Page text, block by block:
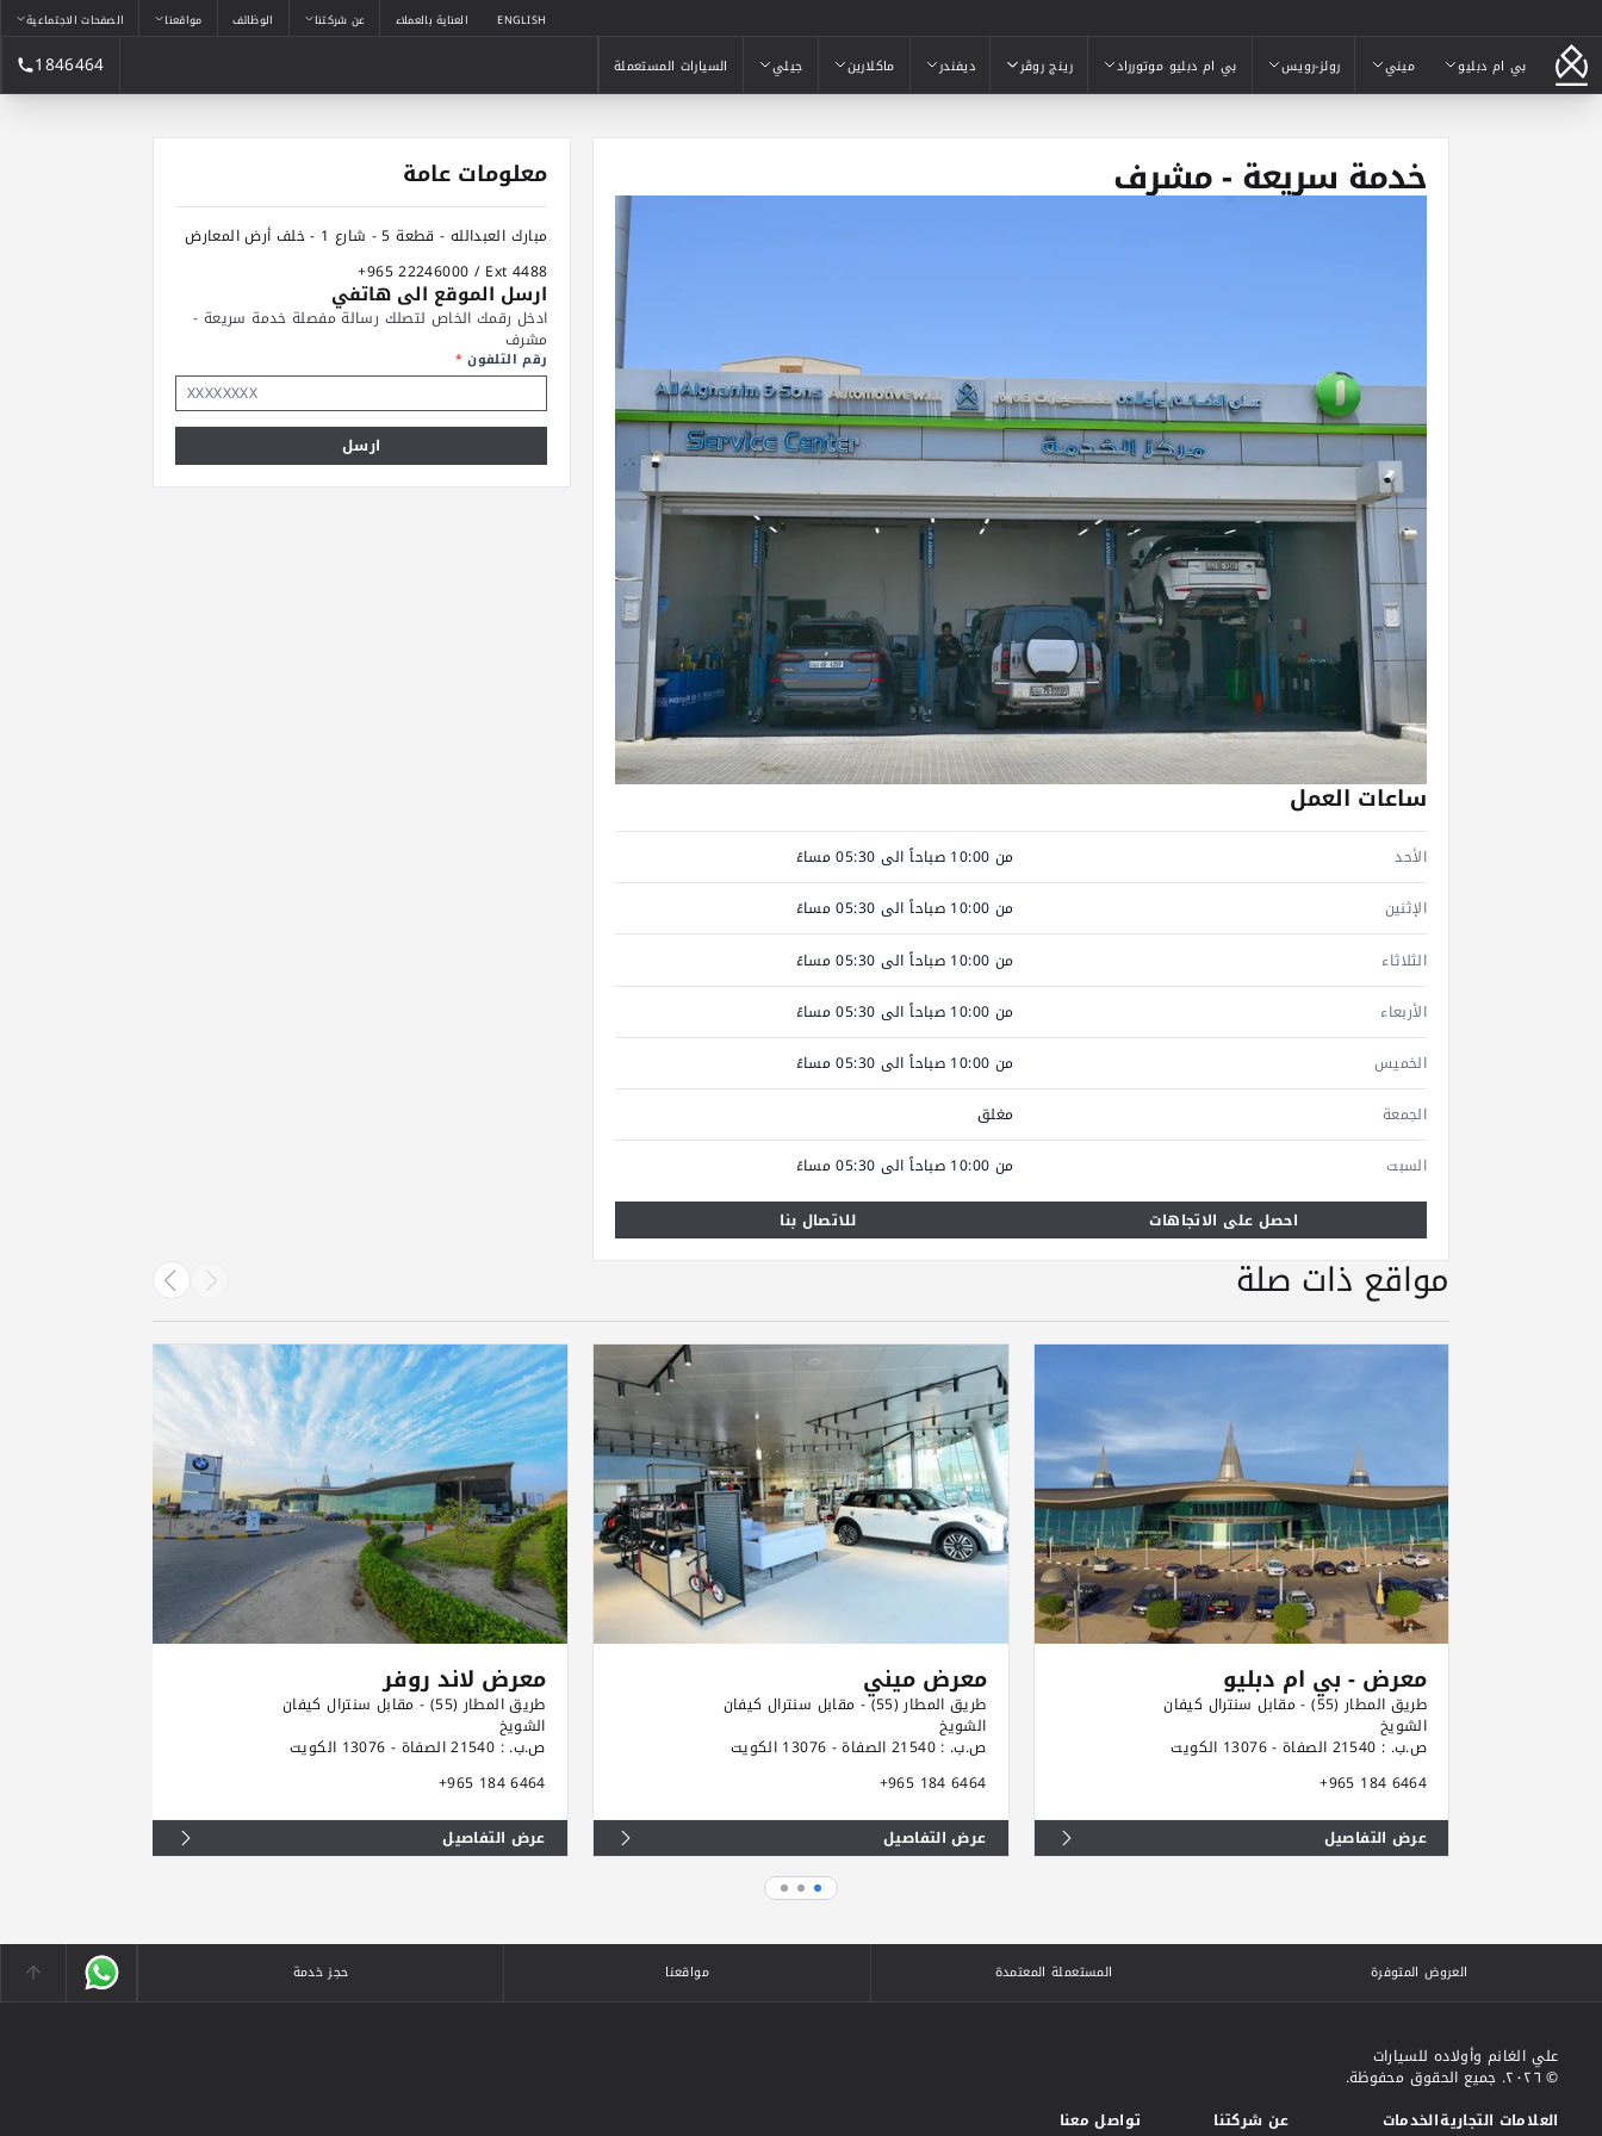
ENGLISH العناية بالعملاء عن شركتنا الوظائف مواقعنا الصفحات الاجتماعية
بي ام دبليو ميني رولز-رويس بي ام دبليو موتورراد رينج روڤر ديفندر ماكلارين جيلي السيارات المستعملة 1846464
خدمة سريعة - مشرف
ساعات العمل
الأحد
من 10:00 صباحاً الى 05:30 مساءً
الإثنين
من 10:00 صباحاً الى 05:30 مساءً
الثلاثاء
من 10:00 صباحاً الى 05:30 مساءً
الأربعاء
من 10:00 صباحاً الى 05:30 مساءً
الخميس
من 10:00 صباحاً الى 05:30 مساءً
الجمعة
مغلق
السبت
من 10:00 صباحاً الى 05:30 مساءً
احصل على الاتجاهات للاتصال بنا
معلومات عامة
مبارك العبدالله - قطعة 5 - شارع 1 - خلف أرض المعارض
+965 22246000 / Ext 4488
ارسل الموقع الى هاتفي
ادخل رقمك الخاص لتصلك رسالة مفصلة خدمة سريعة -
مشرف
رقم التلفون*
ارسل
مواقع ذات صلة
معرض - بي ام دبليو
طريق المطار (55) - مقابل سنترال كيفان
الشويخ
ص.ب. : 21540 الصفاة - 13076 الكويت
+965 184 6464
عرض التفاصيل
معرض ميني
طريق المطار (55) - مقابل سنترال كيفان
الشويخ
ص.ب. : 21540 الصفاة - 13076 الكويت
+965 184 6464
عرض التفاصيل
معرض لاند روفر
طريق المطار (55) - مقابل سنترال كيفان
الشويخ
ص.ب. : 21540 الصفاة - 13076 الكويت
+965 184 6464
عرض التفاصيل
العروض المتوفرة المستعملة المعتمدة مواقعنا حجز خدمة
علي الغانم وأولاده للسيارات
© ٢٠٢٦. جميع الحقوق محفوظة.
العلامات التجاريةالخدمات عن شركتنا تواصل معنا